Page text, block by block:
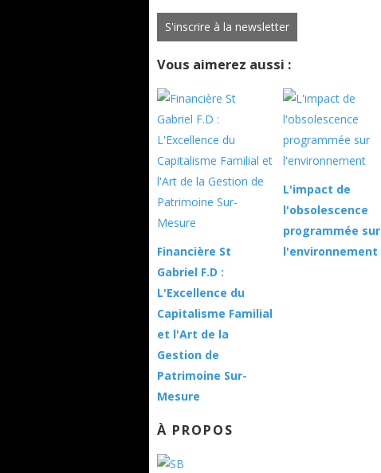
S'inscrire à la newsletter
Vous aimerez aussi :
Financière St
Gabriel F.D :
L'Excellence du
Capitalisme Familial
et l'Art de la
Gestion de
Patrimoine Sur-
Mesure
L'impact de
l'obsolescence
programmée sur
l'environnement
À PROPOS